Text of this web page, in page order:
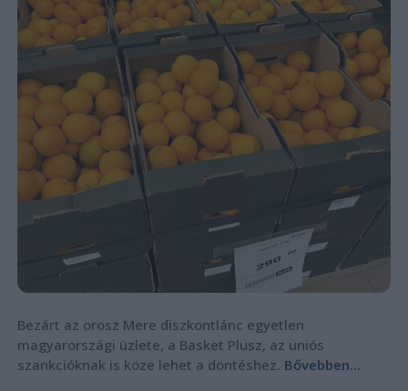
Bezárt az orosz Mere diszkontlánc egyetlen
magyarországi üzlete, a Basket Plusz, az uniós
szankcióknak is köze lehet a döntéshez. Bővebben...